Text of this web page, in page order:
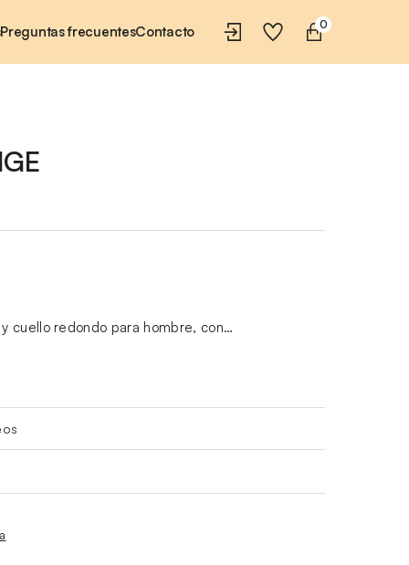
Preguntas frecuentesContacto 0
cuello redondo para hombre, con…